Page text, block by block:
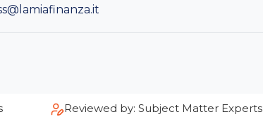
Reviewed by: Subject Matter Experts